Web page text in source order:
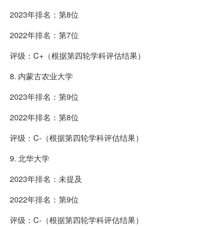
2023年排名：第8位
2022年排名：第7位
评级：C+（根据第四轮学科评估结果）
8. 内蒙古农业大学
2023年排名：第9位
2022年排名：第8位
评级：C-（根据第四轮学科评估结果）
9. 北华大学
2023年排名：未提及
2022年排名：第9位
评级：C-（根据第四轮学科评估结果）